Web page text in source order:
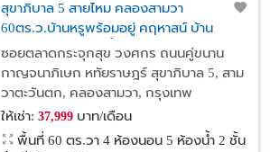
สุขาภิบาล 5 สายไหม คลองสามวา
60ตร.ว.บ้านหรูพร้อมอยู่ คฤหาสน์ บ้าน
เดี่ยว2ชั้น 4 นอน 5 น้ำ ใกล้รร.วัดหนองใหญ่
1.2 กม
ซอยตลาดกระจุกสุข วงศกร ถนนคู่ขนาน
กาญจนาภิเษก หทัยราษฎร์ สุขาภิบาล 5, สาม
วาตะวันตก, คลองสามวา, กรุงเทพ
ให้เช่า: 37,999บาท/เดือน
พื้นที่ 60 ตร.วา 4 ห้องนอน 5 ห้องน้ำ 2 ชั้น